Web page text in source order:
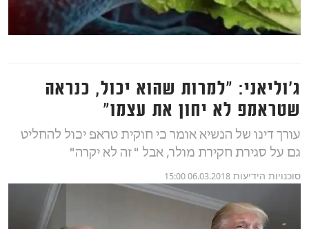
ג'וליאני: "למרות שהוא יכול, כנראה
שטראמפ לא יחון את עצמו"
עורך דינו של הנשיא אומר כי חוקית טראפ יכול להחליט
גם על סגירת חקירת מולר, אבל "זה לא יקרה"
סוכנויות הידיעות 06.03.2018 15:00